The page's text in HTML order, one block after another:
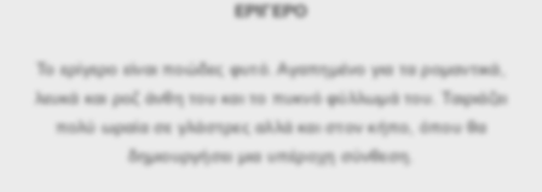
ΕΡΙΓΕΡΟ
Το ερίγερο είναι ποώδες φυτό. Αγαπημένο για τα ρομαντικά,
λευκά και ροζ άνθη του και το πυκνό φύλλωμά του. Ταιριάζει
πολύ ωραία σε γλάστρες αλλά και στον κήπο, όπου θα
δημιουργήσει μια υπέροχη σύνθεση.